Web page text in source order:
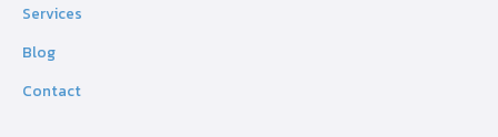
Services
Blog
Contact